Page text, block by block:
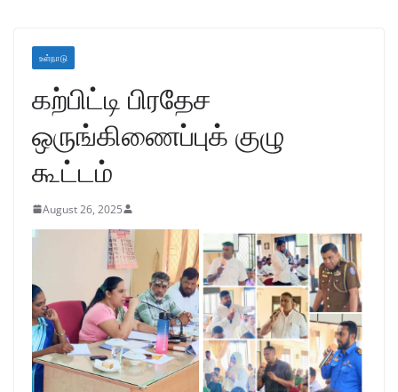
உள்நாடு
கற்பிட்டி பிரதேச
ஒருங்கிணைப்புக் குழு
கூட்டம்
August 26, 2025